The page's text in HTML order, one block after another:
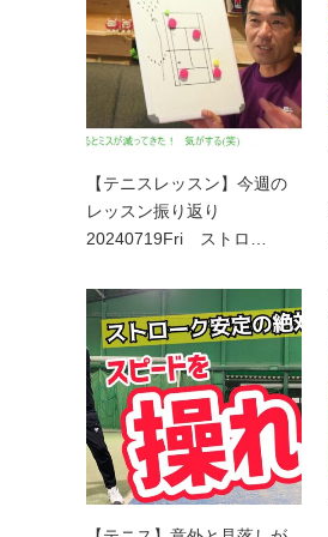
【テニスレッスン】今週の
レッスン振り返り
20240719Fri ストロ…